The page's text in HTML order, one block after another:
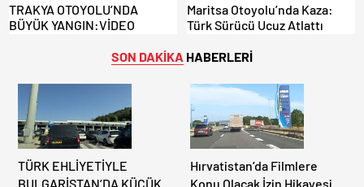
TRAKYA OTOYOLU’NDA
BÜYÜK YANGIN:VİDEO
Maritsa Otoyolu’nda Kaza:
Türk Sürücü Ucuz Atlattı
SON DAKİKA HABERLERİ
TÜRK EHLİYETİYLE
BULGARİSTAN’DA KÜÇÜK
Hırvatistan’da Filmlere
Konu Olacak İzin Hikayesi: